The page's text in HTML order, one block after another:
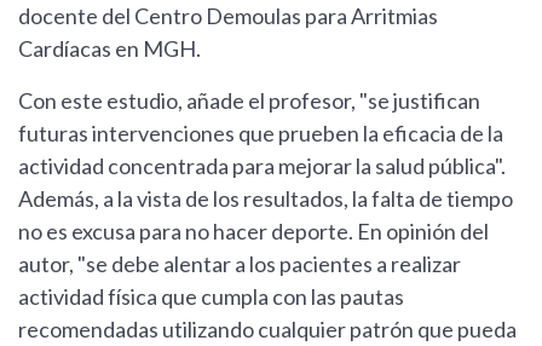
docente del Centro Demoulas para Arritmias
Cardíacas en MGH.
Con este estudio, añade el profesor, "se justifican
futuras intervenciones que prueben la eficacia de la
actividad concentrada para mejorar la salud pública".
Además, a la vista de los resultados, la falta de tiempo
no es excusa para no hacer deporte. En opinión del
autor, "se debe alentar a los pacientes a realizar
actividad física que cumpla con las pautas
recomendadas utilizando cualquier patrón que pueda